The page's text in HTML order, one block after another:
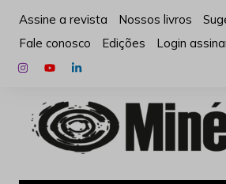
para
conteúdo
Assine a revista Nossos livros
Fale conosco
Edições Login